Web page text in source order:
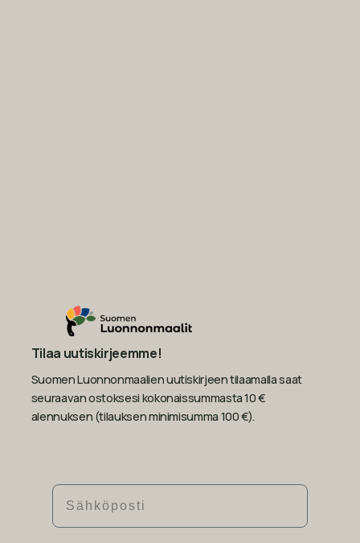
Tilaa uutiskirjeemme!
Suomen Luonnonmaalien uutiskirjeen tilaamalla saat
seuraavan ostoksesi kokonaissummasta 10 €
alennuksen (tilauksen minimisumma 100 €).
Sähköposti